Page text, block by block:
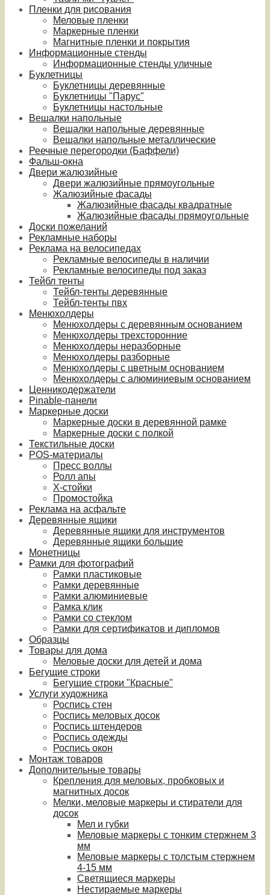
Пленки для рисования
Меловые пленки
Маркерные пленки
Магнитные пленки и покрытия
Информационные стенды
Информационные стенды уличные
Буклетницы
Буклетницы деревянные
Буклетницы "Парус"
Буклетницы настольные
Вешалки напольные
Вешалки напольные деревянные
Вешалки напольные металлические
Реечные перегородки (Баффели)
Фальш-окна
Двери жалюзийные
Двери жалюзийные прямоугольные
Жалюзийные фасады
Жалюзийные фасады квадратные
Жалюзийные фасады прямоугольные
Доски пожеланий
Рекламные наборы
Реклама на велосипедах
Рекламные велосипеды в наличии
Рекламные велосипеды под заказ
Тейбл тенты
Тейбл-тенты деревянные
Тейбл-тенты пвх
Менюхолдеры
Менюхолдеры с деревянным основанием
Менюхолдеры трехсторонние
Менюхолдеры неразборные
Менюхолдеры разборные
Менюхолдеры с цветным основанием
Менюхолдеры с алюминиевым основанием
Ценникодержатели
Pinable-панели
Маркерные доски
Маркерные доски в деревянной рамке
Маркерные доски с полкой
Текстильные доски
POS-материалы
Пресс воллы
Ролл апы
Х-стойки
Промостойка
Реклама на асфальте
Деревянные ящики
Деревянные ящики для инструментов
Деревянные ящики большие
Монетницы
Рамки для фотографий
Рамки пластиковые
Рамки деревянные
Рамки алюминиевые
Рамка клик
Рамки со стеклом
Рамки для сертификатов и дипломов
Образцы
Товары для дома
Меловые доски для детей и дома
Бегущие строки
Бегущие строки "Красные"
Услуги художника
Роспись стен
Роспись меловых досок
Роспись штендеров
Роспись одежды
Роспись окон
Монтаж товаров
Дополнительные товары
Крепления для меловых, пробковых и
магнитных досок
Мелки, меловые маркеры и стиратели для
досок
Мел и губки
Меловые маркеры с тонким стержнем 3
мм
Меловые маркеры с толстым стержнем
4-15 мм
Светящиеся маркеры
Нестираемые маркеры